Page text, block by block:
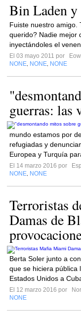
Bin Laden y
Fuiste nuestro amigo.
querido? Nadie mejor
inyectándoles el
El 03 mayo 2011 por
NONE NONE NONE
guerras: las
mundo estamos por
refugiadas y
Europea y Turquía
El 14 marzo 2016 por
NONE NONE
Terroristas
Damas de
Berta Soler junto a
que se hiciera pública
Estados Unidos a
El 12 marzo 2016 por
NONE